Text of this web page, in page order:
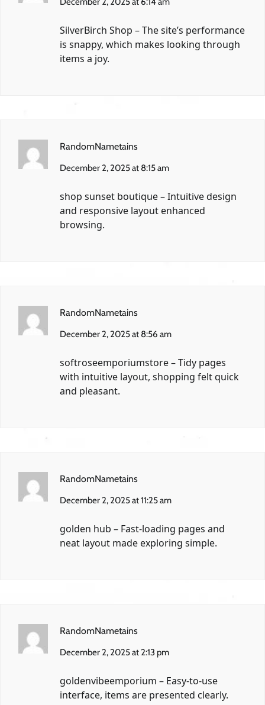
SilverBirch Shop – The site’s performance
is snappy, which makes looking through
items a joy.
RandomNametains
December 2, 2025 at 8:15 am
shop sunset boutique– Intuitive design
and responsive layout enhanced
browsing.
RandomNametains
December 2, 2025 at 8:56 am
softroseemporiumstore– Tidy pages
with intuitive layout, shopping felt quick
and pleasant.
RandomNametains
December 2, 2025 at 11:25 am
golden hub – Fast-loading pages and
neat layout made exploring simple.
RandomNametains
December 2, 2025 at 2:13 pm
goldenvibeemporium – Easy-to-use
interface, items are presented clearly.